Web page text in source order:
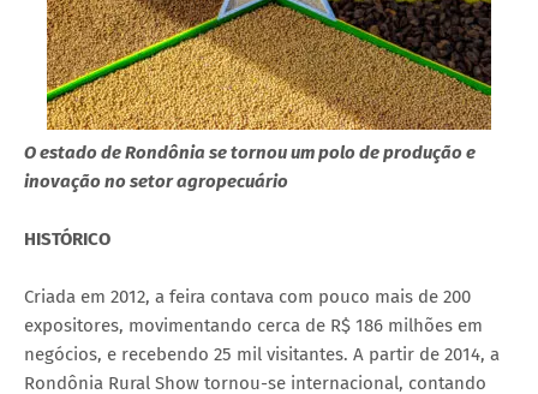
O estado de Rondônia se tornou um polo de produção e
inovação no setor agropecuário
HISTÓRICO
Criada em 2012, a feira contava com pouco mais de 200
expositores, movimentando cerca de R$ 186 milhões em
negócios, e recebendo 25 mil visitantes. A partir de 2014, a
Rondônia Rural Show tornou-se internacional, contando